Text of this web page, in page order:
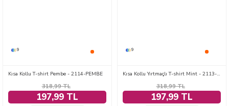
9
Kısa Kollu T-shirt Pembe - 2114-PEMBE
318,99TL
197,99 TL
9
Kısa Kollu Yırtmaçlı T-shirt Mint - 2113-MINT
318,99TL
197,99 TL